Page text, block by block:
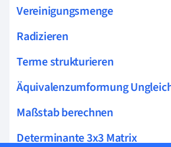
Vereinigungsmenge
Radizieren
Terme strukturieren
Äquivalenzumformung
Maßstab berechnen
Determinante 3x3 Matrix